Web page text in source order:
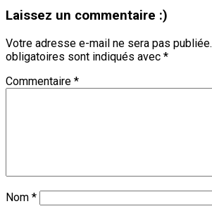
Laissez un commentaire :)
Votre adresse e-mail ne sera pas publiée.
obligatoires sont indiqués avec *
Commentaire *
Nom *